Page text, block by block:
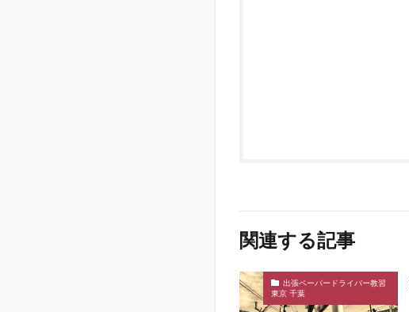
関連する記事
出張ペーパードライバー教習
東京 千葉